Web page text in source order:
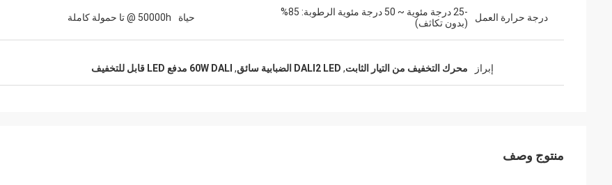
درجة حرارة العمل
-25 درجة مئوية ~ 50 درجة مئوية الرطوبة: 85%
(بدون تكاثف)
حياة 50000h @ تا حمولة كاملة
إبراز محرك التخفيف من التيار الثابت, DALI2 LED الضبابية سائق , 60W DALI مدفع LED قابل للتخفيف
منتوج وصف